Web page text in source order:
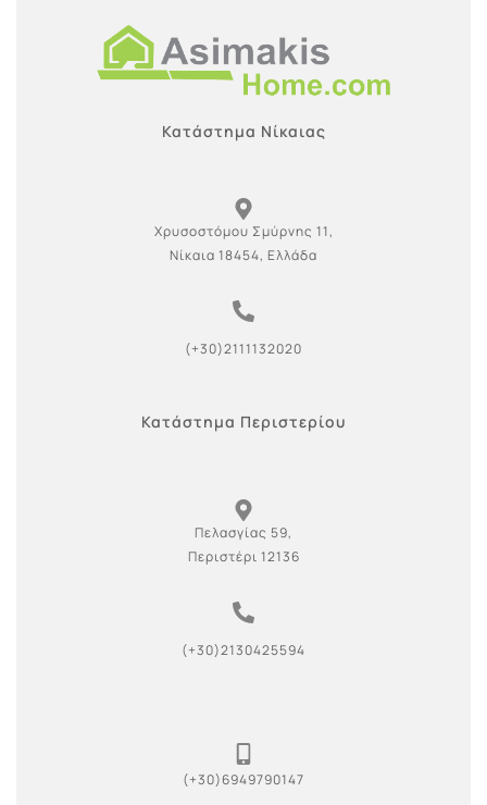
Κατάστημα Νίκαιας
Χρυσοστόμου Σμύρνης 11,
Νίκαια 18454, Ελλάδα
(+30)2111132020
Κατάστημα Περιστερίου
Πελασγίας 59,
Περιστέρι 12136
(+30)2130425594
(+30)6949790147